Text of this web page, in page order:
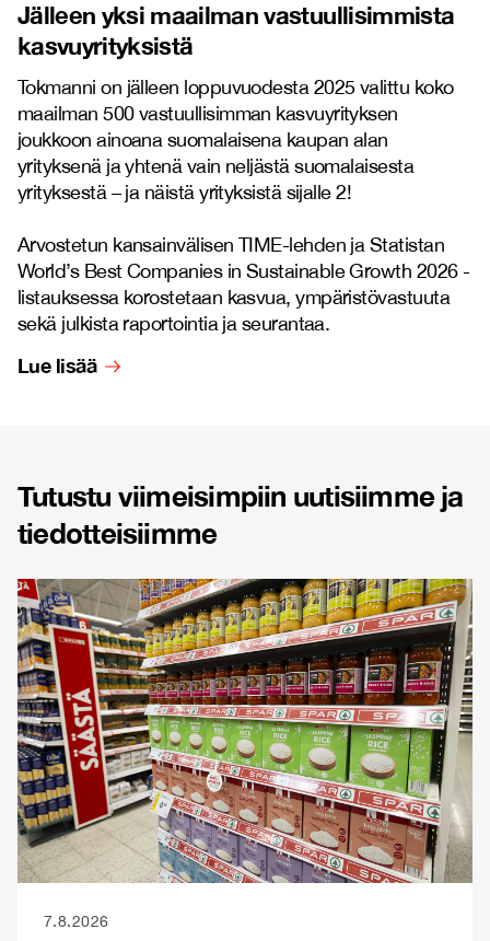
Jälleen yksi maailman vastuullisimmista
kasvuyrityksistä
Tokmanni on jälleen loppuvuodesta 2025 valittu koko
maailman 500 vastuullisimman kasvuyrityksen
joukkoon ainoana suomalaisena kaupan alan
yrityksenä ja yhtenä vain neljästä suomalaisesta
yrityksestä – ja näistä yrityksistä sijalle 2!
Arvostetun kansainvälisen TIME-lehden ja Statistan
World’s Best Companies in Sustainable Growth 2026 -
listauksessa korostetaan kasvua, ympäristövastuuta
sekä julkista raportointia ja seurantaa.
Lue lisää
Tutustu viimeisimpiin uutisiimme ja
tiedotteisiimme
7.8.2026